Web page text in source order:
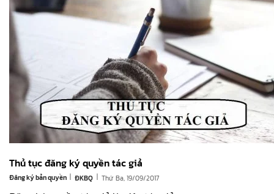
Thủ tục đăng ký quyền tác giả
Đăng ký bản quyền | ĐKBQ | Thứ Ba, 19/09/2017